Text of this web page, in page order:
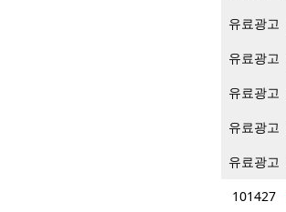
유료광고
유료광고
유료광고
유료광고
유료광고
101427